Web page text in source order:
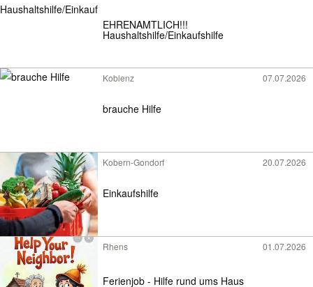
EHRENAMTLICH!!!
Haushaltshilfe/Einkaufshilfe
Koblenz 07.07.2026
brauche Hilfe
Kobern-Gondorf 20.07.2026
Einkaufshilfe
Rhens 01.07.2026
Ferienjob - Hilfe rund ums Haus